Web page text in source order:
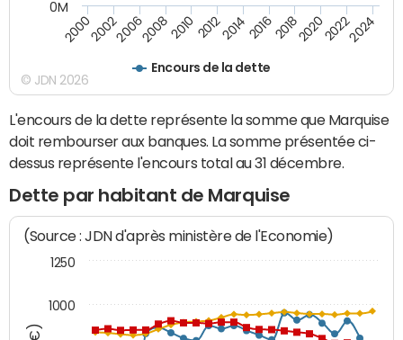
Encours de la dette
20002002200620082010 2012201420162018202020222024
0M
© JDN 2026
L'encours de la dette représente la somme que Marquise
doit rembourser aux banques. La somme présentée ci-
dessus représente l'encours total au 31 décembre.
Dette par habitant de Marquise
(Source : JDN d'après ministère de l'Economie)
1000
1250